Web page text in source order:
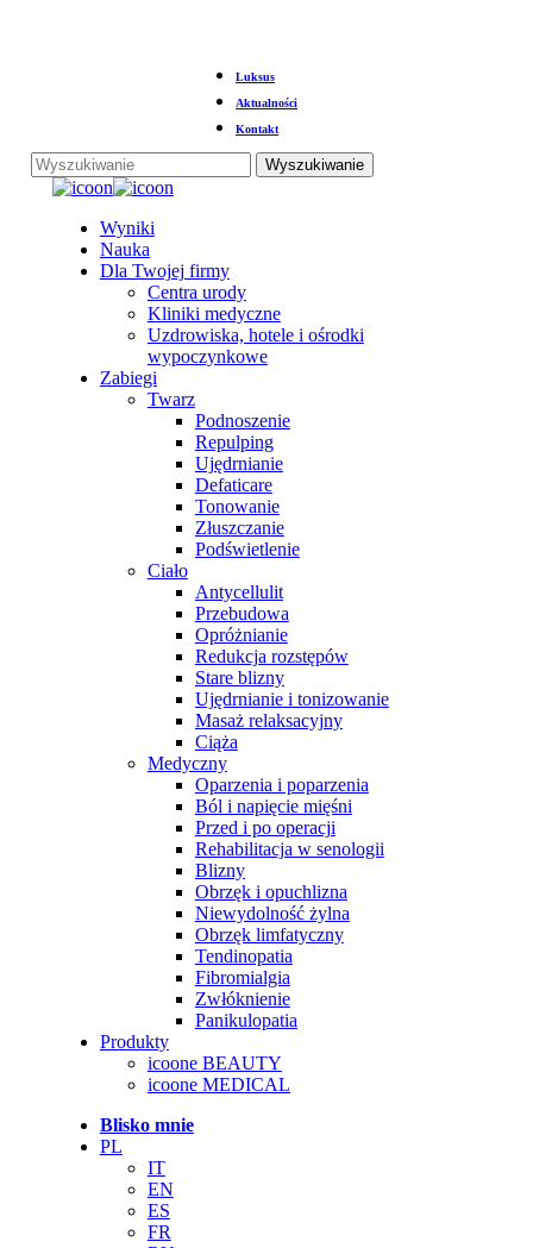
Luksus
Aktualności
Kontakt
Wyszukiwanie
Zamknij
Menu
Wyniki
Nauka
Dla Twojej firmy
Centra urody
Kliniki medyczne
Uzdrowiska, hotele i ośrodki
wypoczynkowe
Zabiegi
Twarz
Podnoszenie
Repulping
Ujędrnianie
Defaticare
Tonowanie
Złuszczanie
Podświetlenie
Ciało
Antycellulit
Przebudowa
Opróżnianie
Redukcja rozstępów
Stare blizny
Ujędrnianie i tonizowanie
Masaż relaksacyjny
Ciąża
Medyczny
Oparzenia i poparzenia
Ból i napięcie mięśni
Przed i po operacji
Rehabilitacja w senologii
Blizny
Obrzęk i opuchlizna
Niewydolność żylna
Obrzęk limfatyczny
Tendinopatia
Fibromialgia
Zwłóknienie
Panikulopatia
Produkty
icoone BEAUTY
icoone MEDICAL
Blisko mnie
PL
IT
EN
ES
FR